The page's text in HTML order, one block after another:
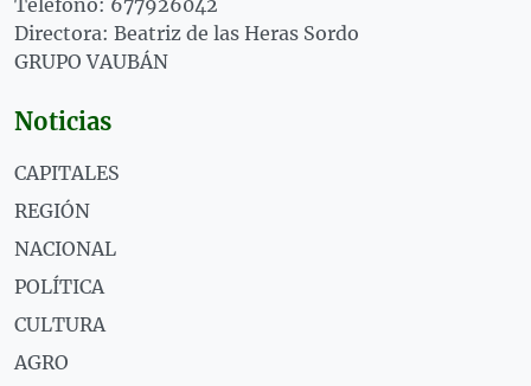
Directora: Beatriz de las Heras Sordo
GRUPO VAUBÁN
Noticias
CAPITALES
REGIÓN
NACIONAL
POLÍTICA
CULTURA
AGRO